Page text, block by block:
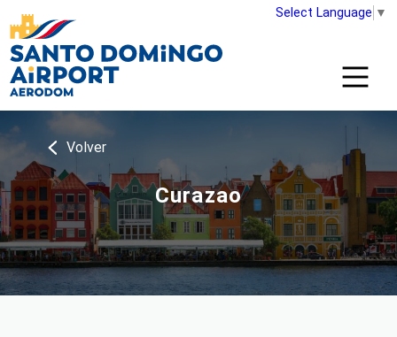
Select Language ▼
Volver
Curazao